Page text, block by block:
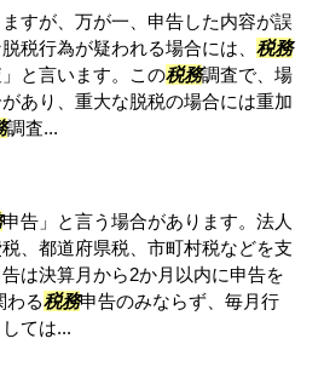
すが、万が一、申告した内容が誤
税行為が疑われる場合には、 税務
と言います。この税務調査で、場
あり、重大な脱税の場合には重加
調査...
申告」と言う場合があります。法人
、都道府県税、市町村税などを支
は決算月から2か月以内に申告を
わる税務申告のみならず、毎月行
ては...